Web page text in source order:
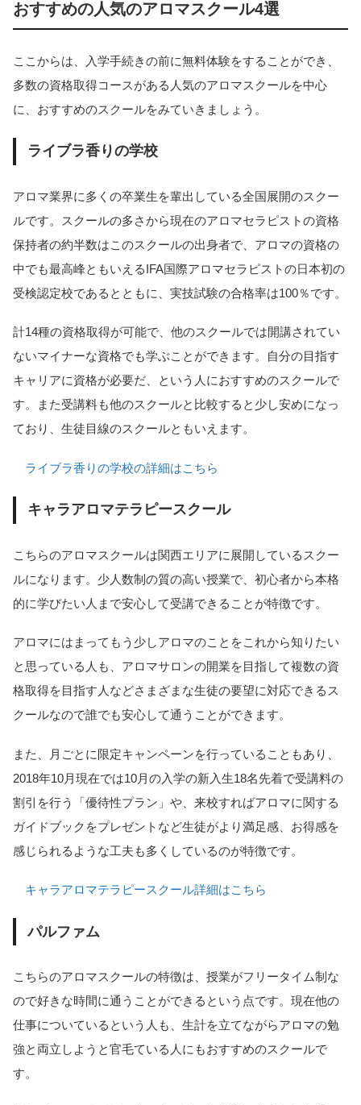
おすすめの人気のアロマスクール4選
ここからは、入学手続きの前に無料体験をすることができ、
多数の資格取得コースがある人気のアロマスクールを中心
に、おすすめのスクールをみていきましょう。
ライブラ香りの学校
アロマ業界に多くの卒業生を輩出している全国展開のスクー
ルです。スクールの多さから現在のアロマセラピストの資格
保持者の約半数はこのスクールの出身者で、アロマの資格の
中でも最高峰ともいえるIFA国際アロマセラピストの日本初の
受検認定校であるとともに、実技試験の合格率は100％です。
計14種の資格取得が可能で、他のスクールでは開講されてい
ないマイナーな資格でも学ぶことができます。自分の目指す
キャリアに資格が必要だ、という人におすすめのスクールで
す。また受講料も他のスクールと比較すると少し安めになっ
ており、生徒目線のスクールともいえます。
ライブラ香りの学校の詳細はこちら
キャラアロマテラピースクール
こちらのアロマスクールは関西エリアに展開しているスクー
ルになります。少人数制の質の高い授業で、初心者から本格
的に学びたい人まで安心して受講できることが特徴です。
アロマにはまってもう少しアロマのことをこれから知りたい
と思っている人も、アロマサロンの開業を目指して複数の資
格取得を目指す人などさまざまな生徒の要望に対応できるス
クールなので誰でも安心して通うことができます。
また、月ごとに限定キャンペーンを行っていることもあり、
2018年10月現在では10月の入学の新入生18名先着で受講料の
割引を行う「優待性プラン」や、来校すればアロマに関する
ガイドブックをプレゼントなど生徒がより満足感、お得感を
感じられるような工夫も多くしているのが特徴です。
キャラアロマテラピースクール詳細はこちら
パルファム
こちらのアロマスクールの特徴は、授業がフリータイム制な
ので好きな時間に通うことができるという点です。現在他の
仕事についているという人も、生計を立てながらアロマの勉
強と両立しようと官毛ている人にもおすすめのスクールで
す。